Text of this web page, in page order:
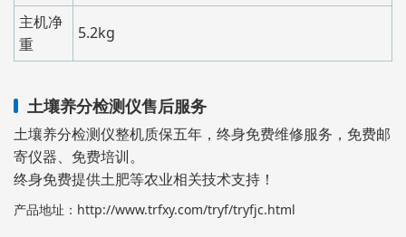
主机净
重
5.2kg
土壤养分检测仪售后服务
土壤养分检测仪整机质保五年，终身免费维修服务，免费邮
寄仪器、免费培训。
终身免费提供土肥等农业相关技术支持！
产品地址： http://www.trfxy.com/tryf/tryfjc.html